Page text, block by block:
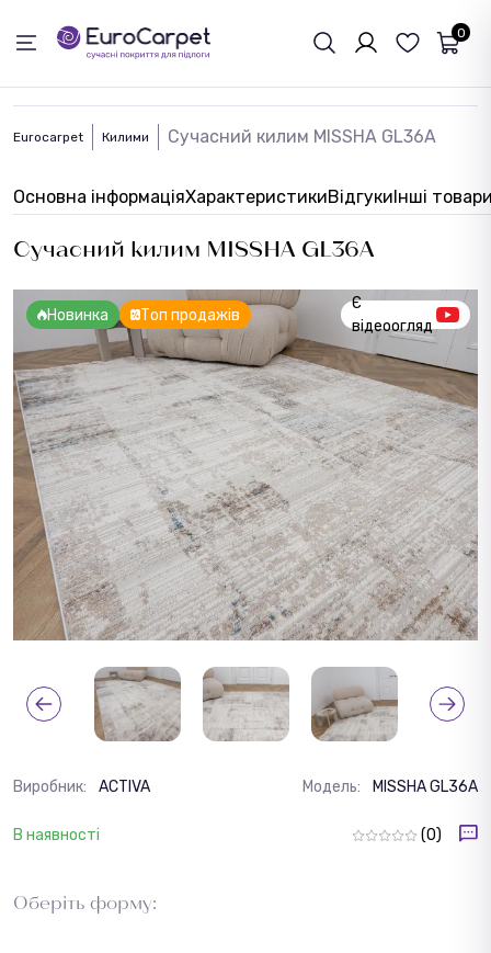
0
Eurocarpet Килими Сучасний килим MISSHA GL36A
Основна інформаціяХарактеристикиВідгукиІнші
Сучасний килим MISSHA GL36A
Новинка Топ продажів
Є
відеоогляд
Виробник: ACTIVA Модель: MISSHA GL36A
В наявності (0)
Оберіть форму:
ЗВОРОТНІЙ ЗВЯЗОК